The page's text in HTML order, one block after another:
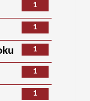
1
1
1
1
1